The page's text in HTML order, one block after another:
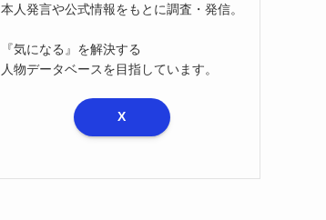
本人発言や公式情報をもとに調査・発信。
『気になる』を解決する
人物データベースを目指しています。
X